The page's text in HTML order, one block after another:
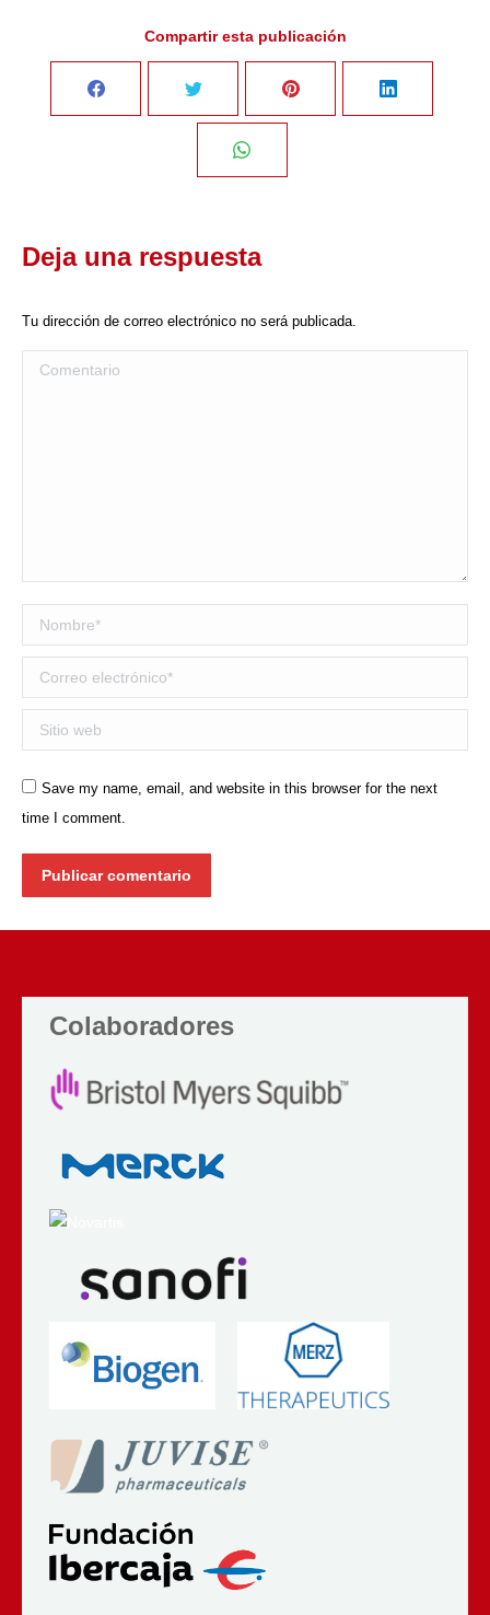
Compartir esta publicación
Share Share Share
WhatsApp
Deja una respuesta
Tu dirección de correo electrónico no será publicada.
Comentario
Nombre *
Correo electrónico *
Sitio web
Save my name, email, and website in this browser for the next
time I comment.
Publicar comentario
Colaboradores